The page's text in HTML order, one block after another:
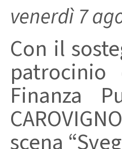
venerdì 7
Con il
Finanza